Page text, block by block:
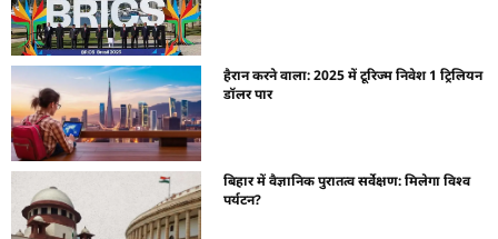
हैरान करने वाला: 2025 में टूरिज्म निवेश 1 ट्रिलियन
डॉलर पार
बिहार में वैज्ञानिक पुरातत्व सर्वेक्षण: मिलेगा विश्व
पर्यटन?